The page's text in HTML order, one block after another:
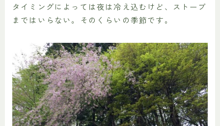
タイミングによっては夜は冷え込むけど、ストーブ
まではいらない。そのくらいの季節です。